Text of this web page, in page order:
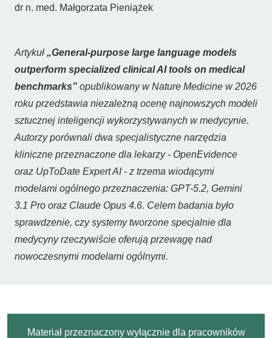
dr n. med. Małgorzata Pieniążek
Artykuł „General-purpose large language models
outperform specialized clinical AI tools on medical
benchmarks” opublikowany wNature Medicine w 2026
roku przedstawia niezależną ocenę najnowszych modeli
sztucznej inteligencji wykorzystywanych w medycynie.
Autorzy porównali dwa specjalistyczne narzędzia
kliniczne przeznaczone dla lekarzy - OpenEvidence
oraz UpToDate Expert AI - z trzema wiodącymi
modelami ogólnego przeznaczenia: GPT-5.2, Gemini
3.1 Pro oraz Claude Opus 4.6. Celem badania było
sprawdzenie, czy systemy tworzone specjalnie dla
medycyny rzeczywiście oferują przewagę nad
nowoczesnymi modelami ogólnymi.
Materiał przeznaczony wyłącznie dla pracowników